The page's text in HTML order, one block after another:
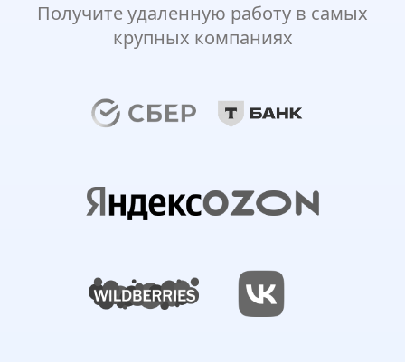
Получите удаленную работу в самых
крупных компаниях